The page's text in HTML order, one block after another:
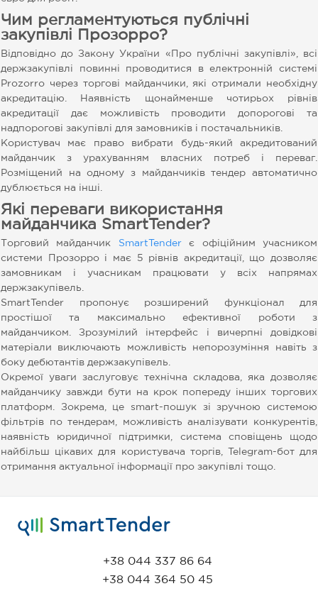
Чим регламентуються публічні
закупівлі Прозорро?
Відповідно до Закону України «Про публічні закупівлі», всі
держзакупівлі повинні проводитися в електронній системі
Prozorro через торгові майданчики, які отримали необхідну
акредитацію. Наявність щонайменше чотирьох рівнів
акредитації дає можливість проводити допорогові та
надпорогові закупівлі для замовників і постачальників.
Користувач має право вибрати будь-який акредитований
майданчик з урахуванням власних потреб і переваг.
Розміщений на одному з майданчиків тендер автоматично
дублюється на інші.
Які переваги використання
майданчика SmartTender?
Торговий майданчик SmartTenderє офіційним учасником
системи Прозорро і має 5 рівнів акредитації, що дозволяє
замовникам і учасникам працювати у всіх напрямах
держзакупівель.
SmartTender пропонує розширений функціонал для
простішої та максимально ефективної роботи з
майданчиком. Зрозумілий інтерфейс і вичерпні довідкові
матеріали виключають можливість непорозуміння навіть з
боку дебютантів держзакупівель.
Окремої уваги заслуговує технічна складова, яка дозволяє
майданчику завжди бути на крок попереду інших торгових
платформ. Зокрема, це smart-пошук зі зручною системою
фільтрів по тендерам, можливість аналізувати конкурентів,
наявність юридичної підтримки, система сповіщень щодо
найбільш цікавих для користувача торгів, Telegram-бот для
отримання актуальної інформації про закупівлі тощо.
+38 044 337 86 64
+38 044 364 50 45